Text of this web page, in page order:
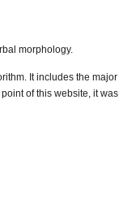
morphology.
It includes the
of this website, it